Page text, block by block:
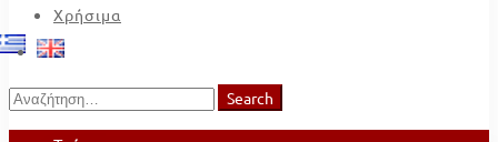
Χρήσιμα
Search
for:
Search